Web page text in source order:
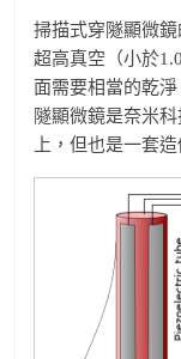
掃描式穿隧顯微
超高真空（小於
面需要相當的乾
隧顯微鏡是奈米
上，但也是一套